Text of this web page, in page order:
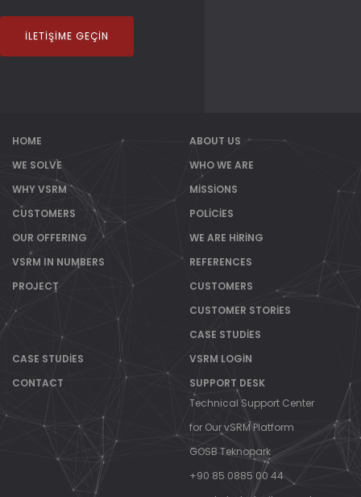
İLETIŞIME GEÇIN
HOME
WE SOLVE
WHY VSRM
CUSTOMERS
OUR OFFERING
VSRM IN NUMBERS
PROJECT
ABOUT US
WHO WE ARE
MISSIONS
POLICIES
WE ARE HIRING
REFERENCES
CUSTOMERS
CUSTOMER STORIES
CASE STUDIES
CASE STUDIES
CONTACT
VSRM LOGIN
SUPPORT DESK
Technical Support Center
for Our vSRM Platform
GOSB Teknopark
+90 85 0885 00 44